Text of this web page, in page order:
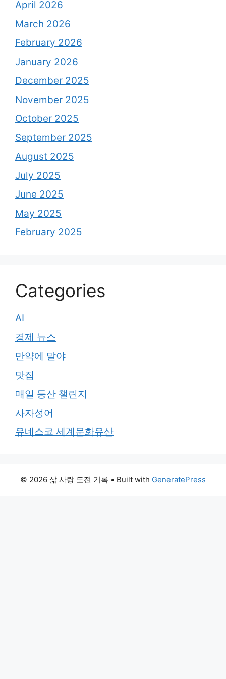
April 2026
March 2026
February 2026
January 2026
December 2025
November 2025
October 2025
September 2025
August 2025
July 2025
June 2025
May 2025
February 2025
Categories
AI
경제 뉴스
만약에 말야
맛집
매일 등산 챌린지
사자성어
유네스코 세계문화유산
© 2026 삶 사랑 도전 기록 • Built with GeneratePress